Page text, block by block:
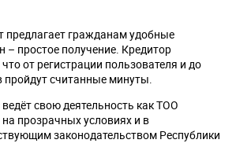
предлагает гражданам удобные
простое получение. Кредитор
от регистрации пользователя и до
пройдут считанные минуты.
свою деятельность как ТОО
на прозрачных условиях и в
законодательством Республики